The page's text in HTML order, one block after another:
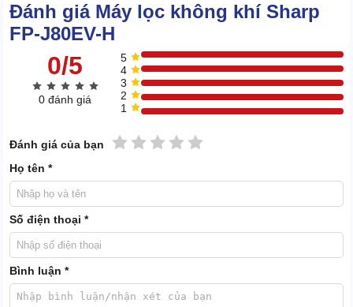
Bảng điều khiển nằm ở mặt trước phía trên máy, tích hợp các
phím cảm ứng điện dung phản hồi nhanh. Người dùng có thể thao
Đánh giá Máy lọc không khí Sharp
FP-J80EV-H
0/5
0 đánh giá
5
4
3
2
1
Đánh giá của bạn 5 sao
4 sao
3 sao
2 sao
1 sao
Họ tên *
Số điện thoại *
Bình luận *